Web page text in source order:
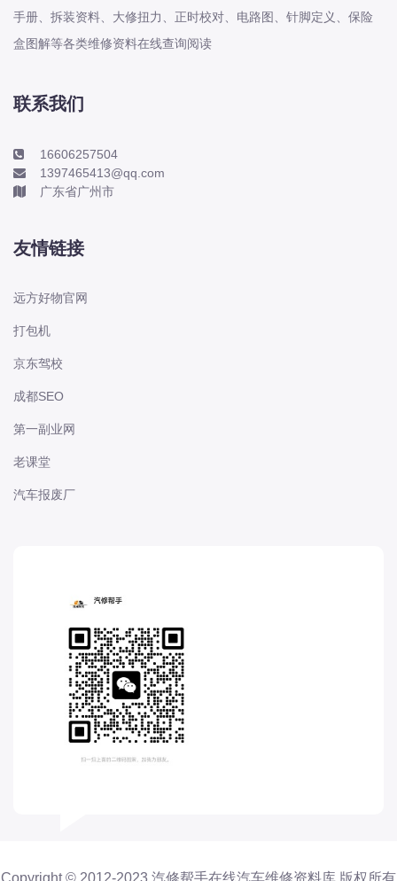
本田
本田-东风本田
本田-海外本田
标致
标致-进口
比亚迪-海外版
传祺
创维
长城
长安-睿行
长安-跨越
D
DS
DS
DS-进口
东风纳米
手册、拆装资料、大修扭力、正时校对、电路图、针脚定义、保险
盒图解等各类维修资料在线查询阅读
联系我们
16606257504
1397465413@qq.com
广东省广州市
友情链接
远方好物官网
打包机
京东驾校
成都SEO
第一副业网
老课堂
汽车报废厂